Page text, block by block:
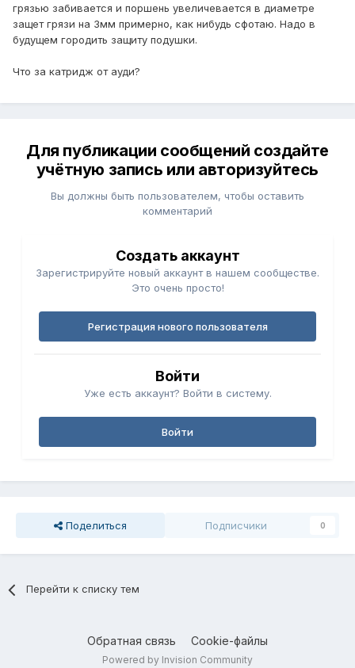
грязью забивается и поршень увеличевается в диаметре
защет грязи на 3мм примерно, как нибудь сфотаю. Надо в
будущем городить защиту подушки.
Что за катридж от ауди?
Для публикации сообщений создайте
учётную запись или авторизуйтесь
Вы должны быть пользователем, чтобы оставить
комментарий
Создать аккаунт
Зарегистрируйте новый аккаунт в нашем сообществе.
Это очень просто!
Регистрация нового пользователя
Войти
Уже есть аккаунт? Войти в систему.
Войти
Поделиться Подписчики 0
Перейти к списку тем
Обратная связь Cookie-файлы
Powered by Invision Community